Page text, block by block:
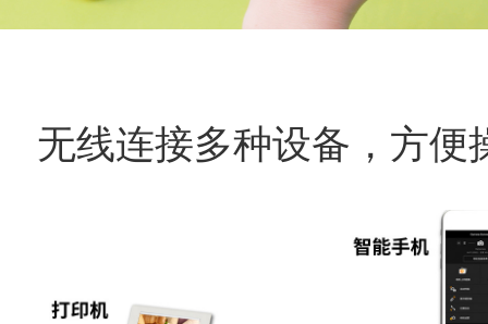
无线连接多种设备，方